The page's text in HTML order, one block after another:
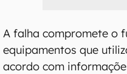
A falha compromete o
equipamentos que
acordo com